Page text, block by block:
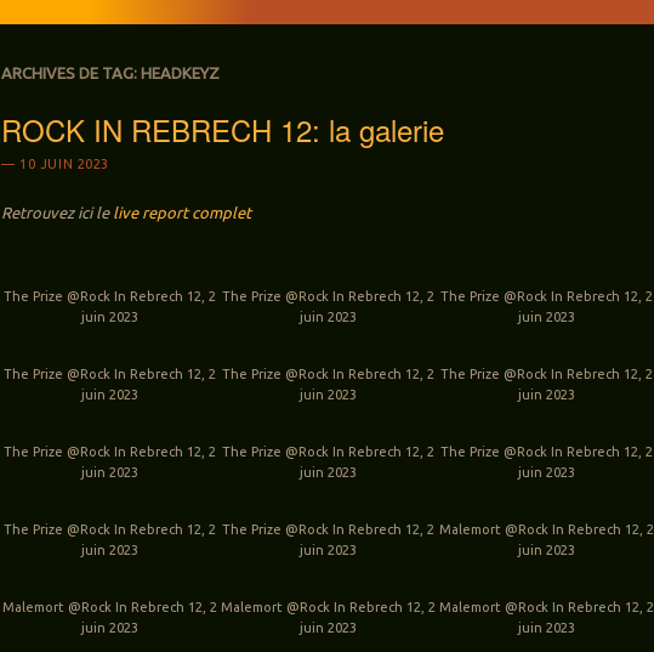
ARCHIVES DE TAG: HEADKEYZ
ROCK IN REBRECH 12: la galerie
10 JUIN 2023
Retrouvez ici lelive report complet
The Prize @Rock In Rebrech 12, 2
juin 2023
The Prize @Rock In Rebrech 12, 2
juin 2023
The Prize @Rock In Rebrech 12, 2
juin 2023
The Prize @Rock In Rebrech 12, 2
juin 2023
The Prize @Rock In Rebrech 12, 2
juin 2023
The Prize @Rock In Rebrech 12, 2
juin 2023
The Prize @Rock In Rebrech 12, 2
juin 2023
The Prize @Rock In Rebrech 12, 2
juin 2023
The Prize @Rock In Rebrech 12, 2
juin 2023
The Prize @Rock In Rebrech 12, 2
juin 2023
The Prize @Rock In Rebrech 12, 2
juin 2023
Malemort @Rock In Rebrech 12, 2
juin 2023
Malemort @Rock In Rebrech 12, 2
juin 2023
Malemort @Rock In Rebrech 12, 2
juin 2023
Malemort @Rock In Rebrech 12, 2
juin 2023